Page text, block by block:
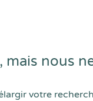
mais nous
votre